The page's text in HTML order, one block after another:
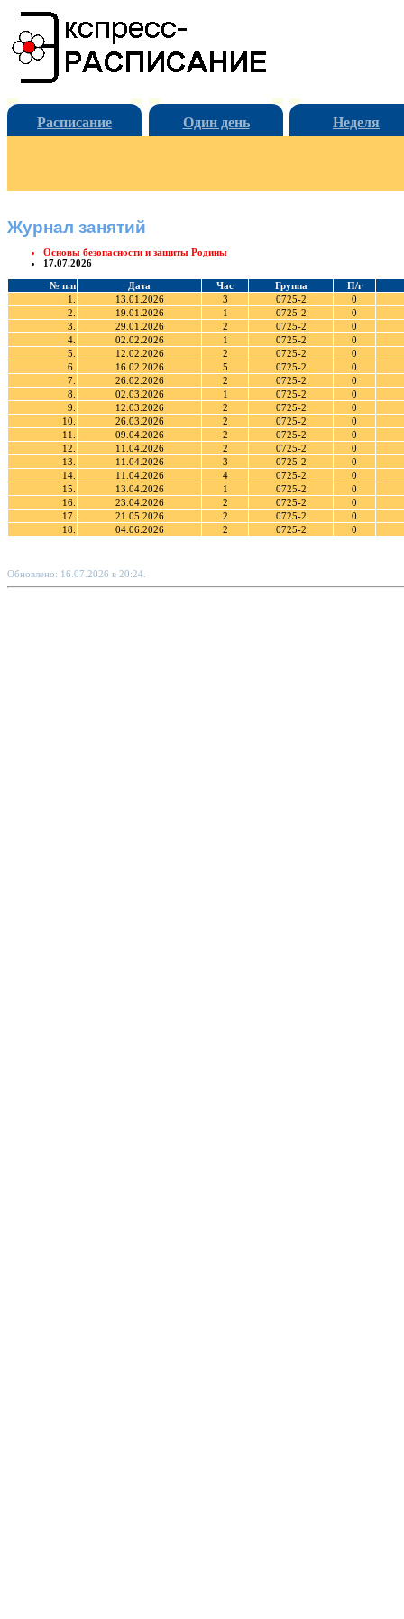
Расписание Один день Неделя
Журнал занятий
Основы безопасности и защиты Родины
17.07.2026
№ п.п Дата Час Группа
П/г
1.
13.01.2026 3 0725-2
0
2.
19.01.2026 1 0725-2
0
3.
29.01.2026 2 0725-2
0
4.
02.02.2026 1 0725-2
0
5.
12.02.2026 2 0725-2
0
6.
16.02.2026 5 0725-2
0
7.
26.02.2026 2 0725-2
0
8.
02.03.2026 1 0725-2
0
9.
12.03.2026 2 0725-2
0
10.
26.03.2026 2 0725-2
0
11.
09.04.2026 2 0725-2
0
12.
11.04.2026 2 0725-2
0
13.
11.04.2026 3 0725-2
0
14.
11.04.2026 4 0725-2
0
15.
13.04.2026 1 0725-2
0
16.
23.04.2026 2 0725-2
0
17.
21.05.2026 2 0725-2
0
18.
04.06.2026 2 0725-2 0
Обновлено: 16.07.2026 в 20:24.